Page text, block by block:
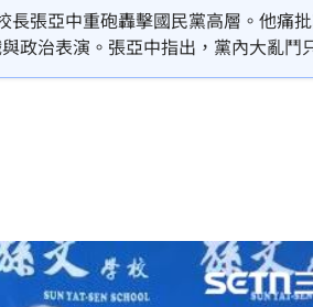
張亞中重砲轟擊國民黨高層。他痛
政治表演。張亞中指出，黨內大亂鬥
跪太久撐不住。此番言論揭露藍營